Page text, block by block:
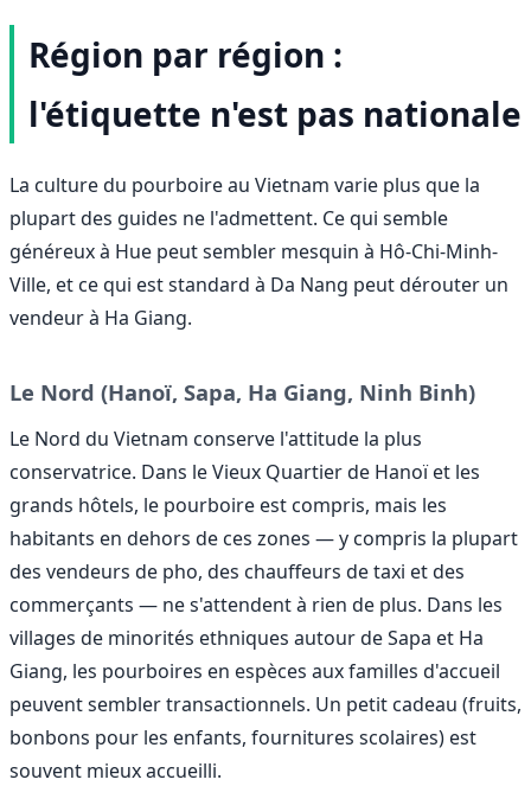
Région par région :
l'étiquette n'est pas nationale
La culture du pourboire au Vietnam varie plus que la
plupart des guides ne l'admettent. Ce qui semble
généreux à Hue peut sembler mesquin à Hô-Chi-Minh-
Ville, et ce qui est standard à Da Nang peut dérouter un
vendeur à Ha Giang.
Le Nord (Hanoï, Sapa, Ha Giang, Ninh Binh)
Le Nord du Vietnam conserve l'attitude la plus
conservatrice. Dans le Vieux Quartier de Hanoï et les
grands hôtels, le pourboire est compris, mais les
habitants en dehors de ces zones — y compris la plupart
des vendeurs de pho, des chauffeurs de taxi et des
commerçants — ne s'attendent à rien de plus. Dans les
villages de minorités ethniques autour de Sapa et Ha
Giang, les pourboires en espèces aux familles d'accueil
peuvent sembler transactionnels. Un petit cadeau (fruits,
bonbons pour les enfants, fournitures scolaires) est
souvent mieux accueilli.